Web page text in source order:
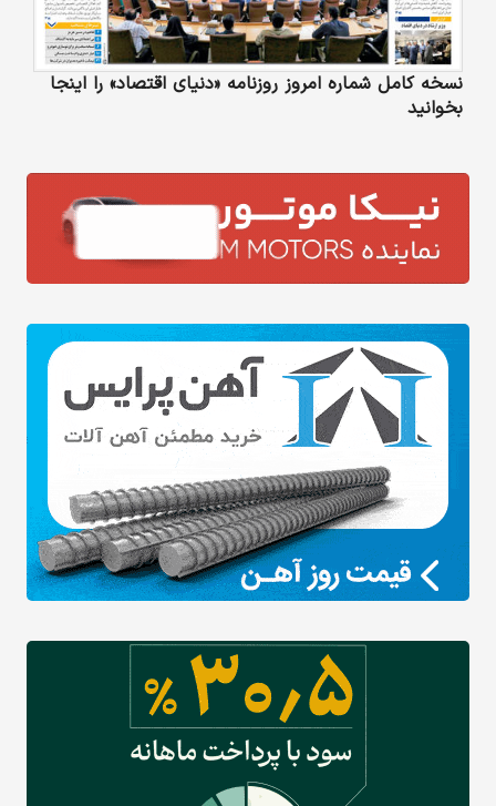
نسخه کامل شماره امروز روزنامه «دنیای‌ اقتصاد» را اینجا
بخوانید